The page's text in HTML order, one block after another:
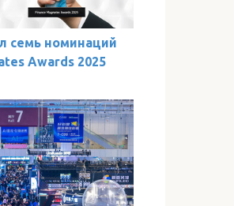
семь номинаций
Awards 2025